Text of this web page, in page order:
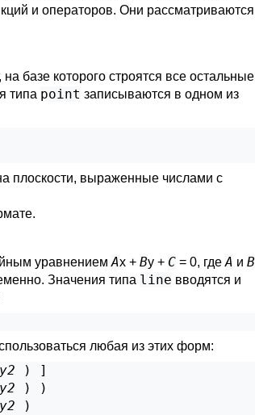
и операторов. Они рассматриваются
базе которого строятся все остальные
типа point записываются в одном из
плоскости, выраженные числами с
уравнениемAx + By + C = 0, гдеA и B
Значения типа line вводятся и
любая из этих форм:
y2 ) ]
y2 ) )
y2 )